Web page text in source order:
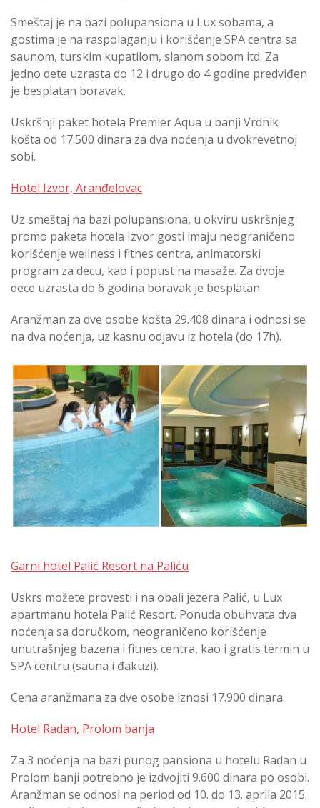
Smeštaj je na bazi polupansiona u Lux sobama, a
gostima je na raspolaganju i korišćenje SPA centra sa
saunom, turskim kupatilom, slanom sobom itd. Za
jedno dete uzrasta do 12 i drugo do 4 godine predviđen
je besplatan boravak.
Uskršnji paket hotela Premier Aqua u banji Vrdnik
košta od 17.500 dinara za dva noćenja u dvokrevetnoj
sobi.
Hotel Izvor, Aranđelovac
Uz smeštaj na bazi polupansiona, u okviru uskršnjeg
promo paketa hotela Izvor gosti imaju neograničeno
korišćenje wellness i fitnes centra, animatorski
program za decu, kao i popust na masaže. Za dvoje
dece uzrasta do 6 godina boravak je besplatan.
Aranžman za dve osobe košta 29.408 dinara i odnosi se
na dva noćenja, uz kasnu odjavu iz hotela (do 17h).
Garni hotel Palić Resort na Paliću
Uskrs možete provesti i na obali jezera Palić, u Lux
apartmanu hotela Palić Resort. Ponuda obuhvata dva
noćenja sa doručkom, neograničeno korišćenje
unutrašnjeg bazena i fitnes centra, kao i gratis termin u
SPA centru (sauna i đakuzi).
Cena aranžmana za dve osobe iznosi 17.900 dinara.
Hotel Radan, Prolom banja
Za 3 noćenja na bazi punog pansiona u hotelu Radan u
Prolom banji potrebno je izdvojiti 9.600 dinara po osobi.
Aranžman se odnosi na period od 10. do 13. aprila 2015.